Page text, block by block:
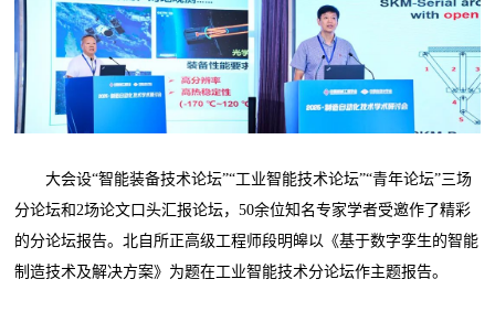
大会设“智能装备技术论坛”“工业智能技术论坛”“青年论坛”三场
分论坛和2场论文口头汇报论坛，50余位知名专家学者受邀作了精彩
的分论坛报告。北自所正高级工程师段明皞以《基于数字孪生的智能
制造技术及解决方案》为题在工业智能技术分论坛作主题报告。